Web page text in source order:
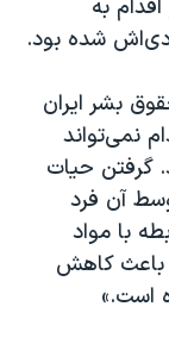
به
شده بود.
بشر ایران
نمی‌تواند
گرفتن حیات
آن فرد
با مواد
باعث کاهش
است.»